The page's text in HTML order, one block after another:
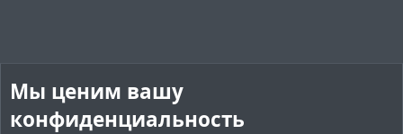
Мы ценим вашу
конфиденциальность